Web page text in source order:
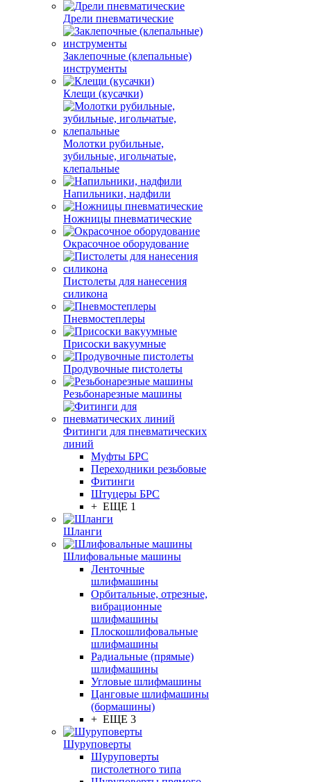
Дрели пневматические
Заклепочные (клепальные)
инструменты
Клещи (кусачки)
Молотки рубильные,
зубильные, игольчатые,
клепальные
Напильники, надфили
Ножницы пневматические
Окрасочное оборудование
Пистолеты для нанесения
силикона
Пневмостеплеры
Присоски вакуумные
Продувочные пистолеты
Резьбонарезные машины
Фитинги для пневматических
линий
Муфты БРС
Переходники резьбовые
Фитинги
Штуцеры БРС
+ ЕЩЕ 1
Шланги
Шлифовальные машины
Ленточные
шлифмашины
Орбитальные, отрезные,
вибрационные
шлифмашины
Плоскошлифовальные
шлифмашины
Радиальные (прямые)
шлифмашины
Угловые шлифмашины
Цанговые шлифмашины
(бормашины)
+ ЕЩЕ 3
Шуруповерты
Шуруповерты
пистолетного типа